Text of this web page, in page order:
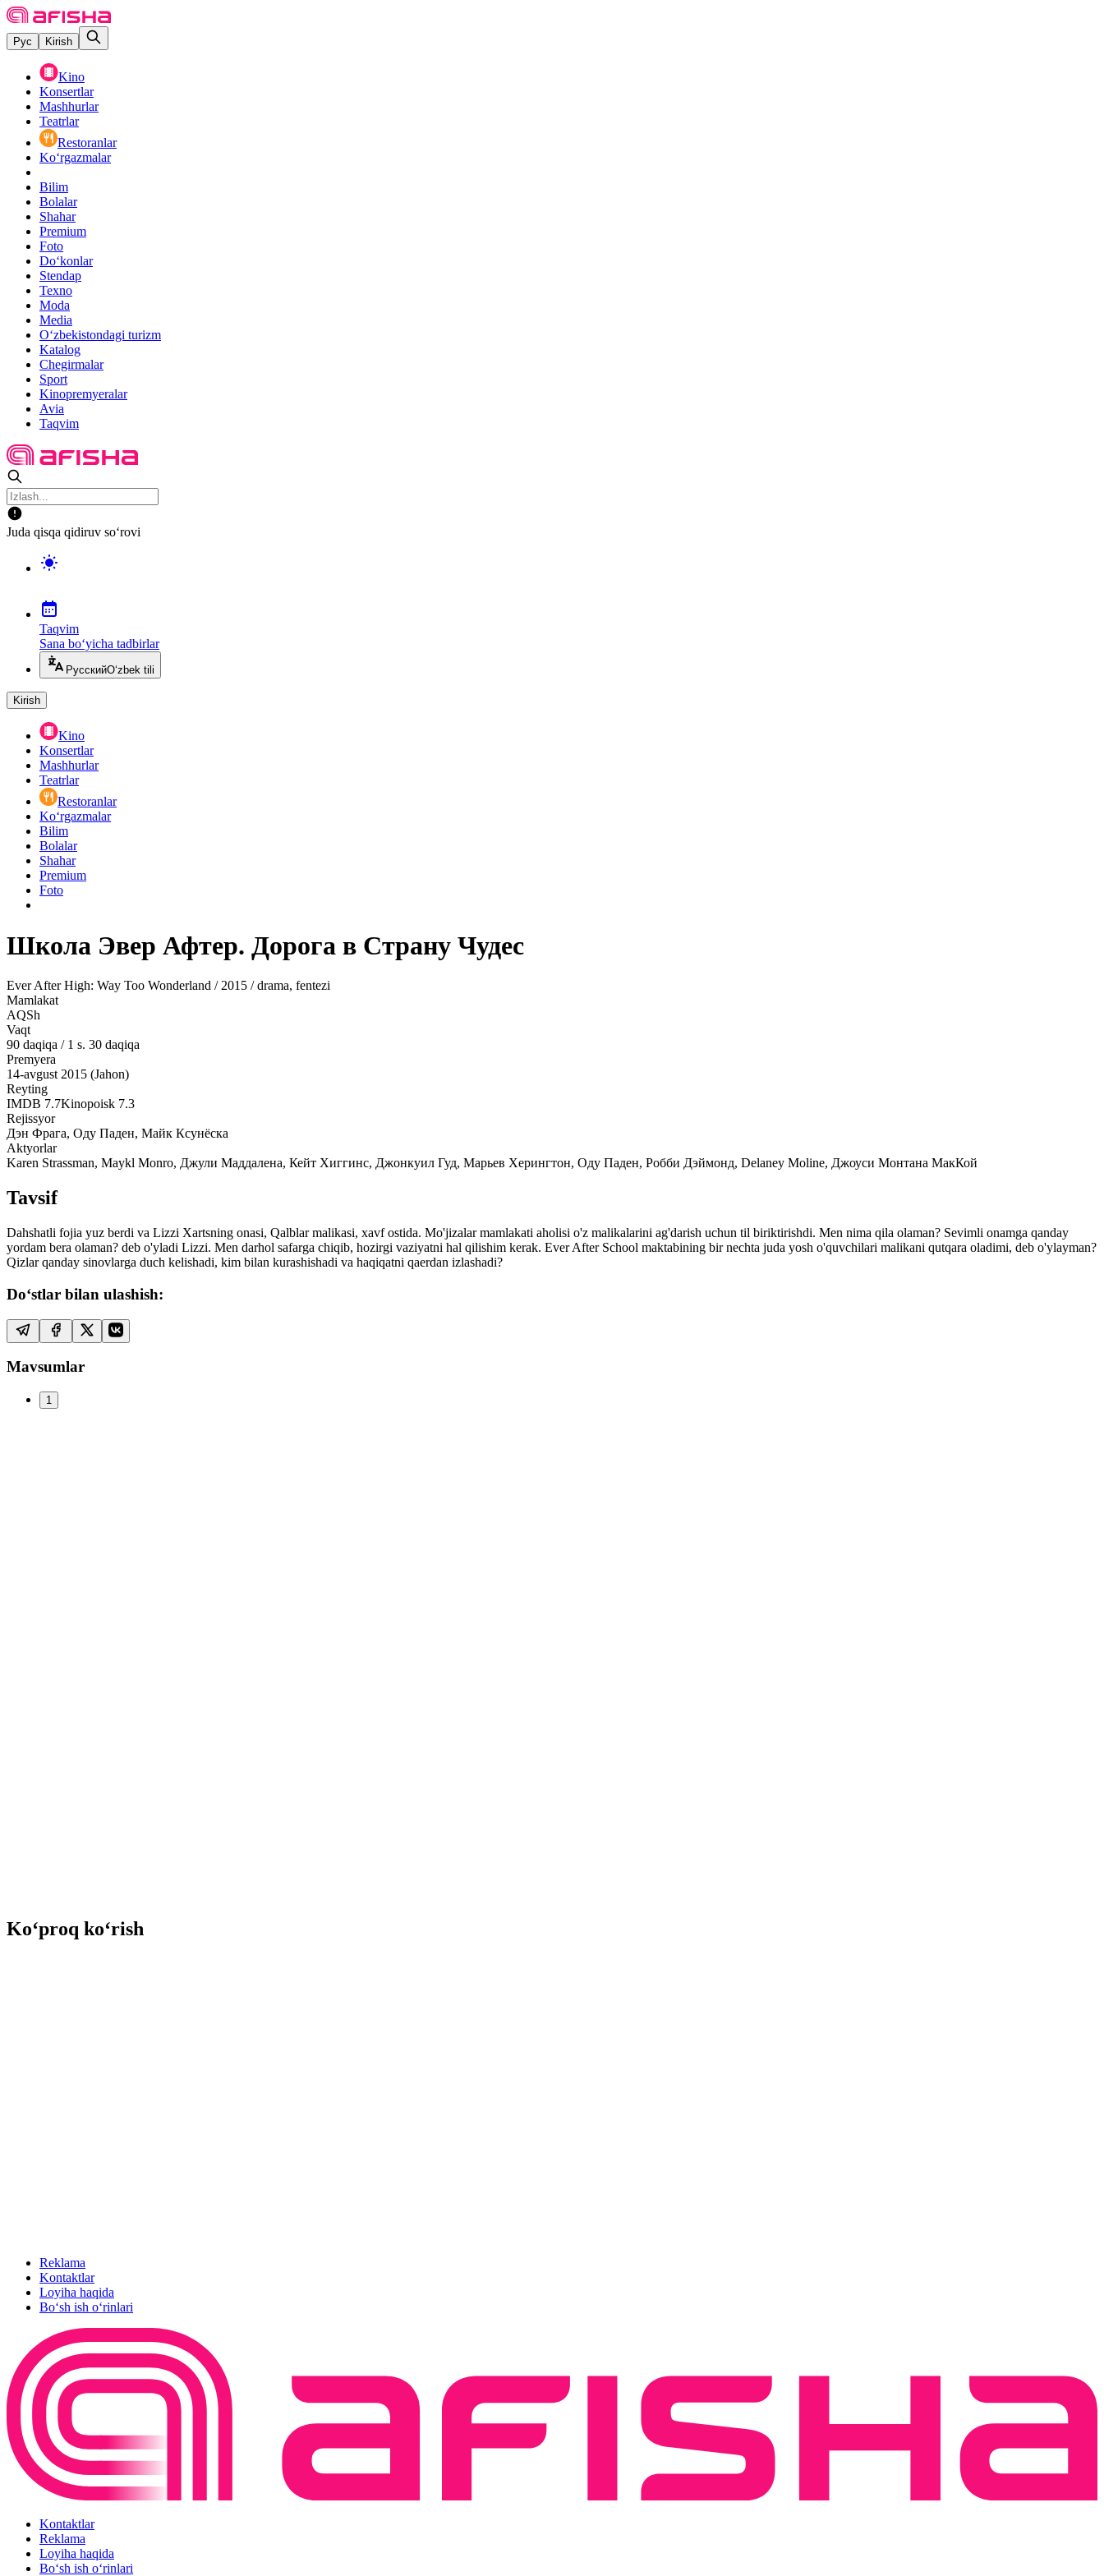
Рус Kirish
Kino
Konsertlar
Mashhurlar
Teatrlar
Restoranlar
Ko‘rgazmalar
Bilim
Bolalar
Shahar
Premium
Foto
Do‘konlar
Stendap
Texno
Moda
Media
O‘zbekistondagi turizm
Katalog
Chegirmalar
Sport
Kinopremyeralar
Avia
Taqvim
Juda qisqa qidiruv so‘rovi
Taqvim
Sana bo‘yicha tadbirlar
РусскийO‘zbek tili
Kirish
Kino
Konsertlar
Mashhurlar
Teatrlar
Restoranlar
Ko‘rgazmalar
Bilim
Bolalar
Shahar
Premium
Foto
Школа Эвер Афтер. Дорога в Страну Чудес
Ever After High: Way Too Wonderland / 2015 / drama, fentezi
Mamlakat
AQSh
Vaqt
90 daqiqa / 1 s. 30 daqiqa
Premyera
14-avgust 2015 (Jahon)
Reyting
IMDB 7.7Kinopoisk 7.3
Rejissyor
Дэн Фрага, Оду Паден, Майк Ксунёска
Aktyorlar
Karen Strassman, Maykl Monro, Джули Маддалена, Кейт Хиггинс, Джонкуил Гуд, Марьев Херингтон, Оду Паден, Робби Дэймонд, Delaney Moline, Джоуси Монтана МакКой
Tavsif
Dahshatli fojia yuz berdi va Lizzi Xartsning onasi, Qalblar malikasi, xavf ostida. Mo'jizalar mamlakati aholisi o'z malikalarini ag'darish uchun til biriktirishdi. Men nima qila olaman? Sevimli onamga qanday
yordam bera olaman? deb o'yladi Lizzi. Men darhol safarga chiqib, hozirgi vaziyatni hal qilishim kerak. Ever After School maktabining bir nechta juda yosh o'quvchilari malikani qutqara oladimi, deb o'ylayman?
Qizlar qanday sinovlarga duch kelishadi, kim bilan kurashishadi va haqiqatni qaerdan izlashadi?
Do‘stlar bilan ulashish:
Mavsumlar
1
Ko‘proq ko‘rish
Reklama
Kontaktlar
Loyiha haqida
Bo‘sh ish o‘rinlari
Kontaktlar
Reklama
Loyiha haqida
Bo‘sh ish o‘rinlari